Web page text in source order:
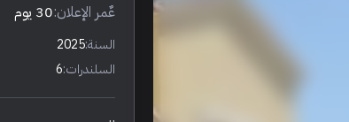
عٌمر الإعلان:30 يوم
السنة:2025
السلندرات:6